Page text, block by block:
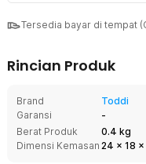
Tersedia bayar di tempat
Rincian Produk
Brand
Toddi
Garansi
-
Berat Produk
0.4 kg
Dimensi Kemasan 24 x 18 x